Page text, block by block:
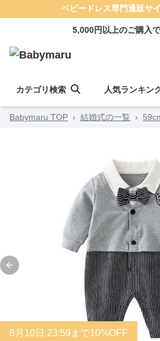
ベビードレス専門通販サ
5,000円以上のご購入
カテゴリ検索 人気ランキン
Babymaru TOP › 結婚式の一覧 ›
Previous slide
8 月 10日 23:59まで10%OFF